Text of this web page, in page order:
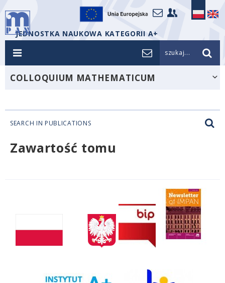
JEDNOSTKA NAUKOWA KATEGORII A+
szukaj...
COLLOQUIUM MATHEMATICUM
SEARCH IN PUBLICATIONS
Zawartość tomu